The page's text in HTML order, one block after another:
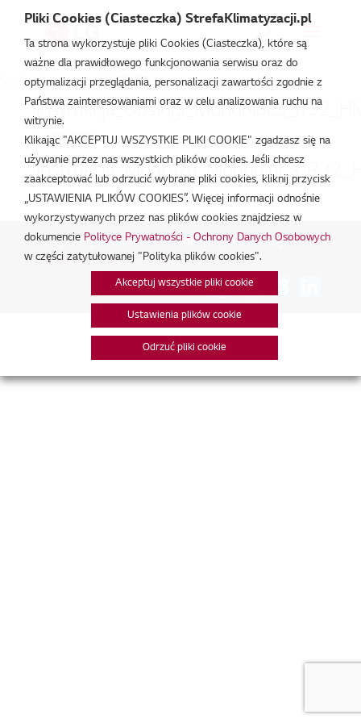
Strefa Klimatyzacji /HM09MR
lut 19, 2026
lut 19, 2026
Polityka Prywatności - Ochrona danych osobowych.|
Zarządzaj zgodami na pliki cookie
Połącz:
Pliki Cookies (Ciasteczka) StrefaKlimatyzacji.pl
Ta strona wykorzystuje pliki Cookies (Ciasteczka), które są
ważne dla prawidłowego funkcjonowania serwisu oraz do
optymalizacji przeglądania, personalizacji zawartości zgodnie z
Państwa zainteresowaniami oraz w celu analizowania ruchu na
witrynie.
Klikając "AKCEPTUJ WSZYSTKIE PLIKI COOKIE" zgadzasz się na
używanie przez nas wszystkich plików cookies. Jeśli chcesz
zaakceptować lub odrzucić wybrane pliki cookies, kliknij przycisk
„USTAWIENIA PLIKÓW COOKIES”. Więcej informacji odnośnie
wykorzystywanych przez nas plików cookies znajdziesz w
dokumencie Polityce Prywatności - Ochrony Danych Osobowych
w części zatytułowanej "Polityka plików cookies".
Akceptuj wszystkie pliki cookie
Ustawienia plików cookie
Odrzuć pliki cookie